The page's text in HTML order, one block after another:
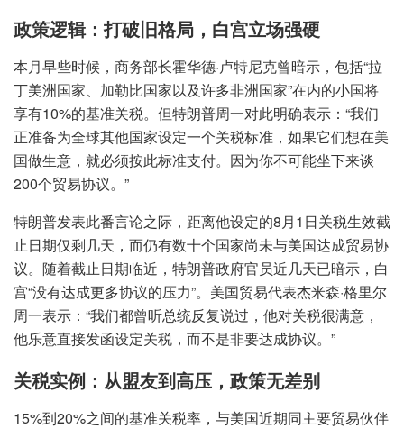
政策逻辑：打破旧格局，白宫立场强硬
本月早些时候，商务部长霍华德·卢特尼克曾暗示，包括“拉
丁美洲国家、加勒比国家以及许多非洲国家”在内的小国将
享有10%的基准关税。但特朗普周一对此明确表示：“我们
正准备为全球其他国家设定一个关税标准，如果它们想在美
国做生意，就必须按此标准支付。因为你不可能坐下来谈
200个贸易协议。”
特朗普发表此番言论之际，距离他设定的8月1日关税生效截
止日期仅剩几天，而仍有数十个国家尚未与美国达成贸易协
议。随着截止日期临近，特朗普政府官员近几天已暗示，白
宫“没有达成更多协议的压力”。美国贸易代表杰米森·格里尔
周一表示：“我们都曾听总统反复说过，他对关税很满意，
他乐意直接发函设定关税，而不是非要达成协议。”
关税实例：从盟友到高压，政策无差别
15%到20%之间的基准关税率，与美国近期同主要贸易伙伴